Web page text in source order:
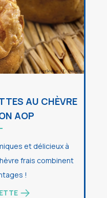
AU CHÈVRE
AOP
et délicieux à
frais combinent
!